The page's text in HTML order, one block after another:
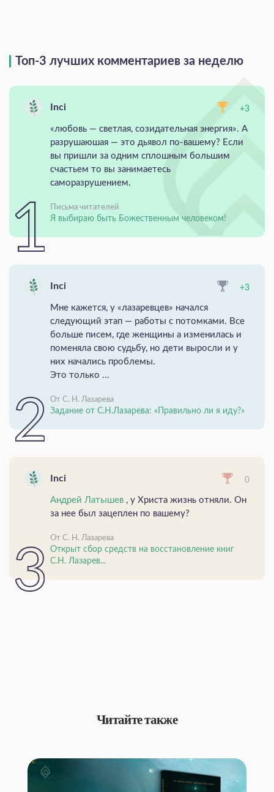
Топ-3 лучших комментариев за неделю
Inci +3
«любовь — светлая, созидательная энергия». А
разрушаюшая — это дьявол по-вашему? Если
вы пришли за одним сплошным большим
счастьем то вы занимаетесь
саморазрушением.
Письма читателей
Я выбираю быть Божественным человеком!
Inci +3
Мне кажется, у «лазаревцев» начался
следующий этап — работы с потомками. Все
больше писем, где женщины а изменилась и
поменяла свою судьбу, но дети выросли и у
них начались проблемы.
Это только ...
От С. Н. Лазарева
Задание от С.Н.Лазарева: «Правильно ли я иду?»
Inci 0
Андрей Латышев , у Христа жизнь отняли. Он
за нее был зацеплен по вашему?
От С. Н. Лазарева
Открыт сбор средств на восстановление книг
С.Н. Лазарев...
Читайте также